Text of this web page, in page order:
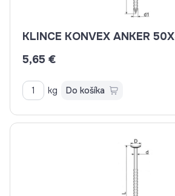
5,65 €
kg Do košíka